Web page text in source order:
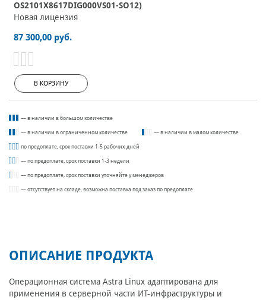
OS2101X8617DIG000VS01-SO12)
Новая лицензия
87 300,00 руб.
В КОРЗИНУ
— в наличии в большом количестве
— в наличии в ограниченном количестве — в наличии в малом количестве
по предоплате, срок поставки 1-5 рабочих дней
— по предоплате, срок поставки 1-3 недели
— по предоплате, срок поставки уточняйте у менеджеров
— отсутствует на складе, возможна поставка под заказ по предоплате
ОПИСАНИЕ ПРОДУКТА
Операционная система Astra Linux адаптирована для
применения в серверной части ИТ-инфраструктуры и